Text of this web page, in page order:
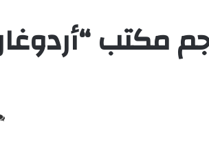
مكتب